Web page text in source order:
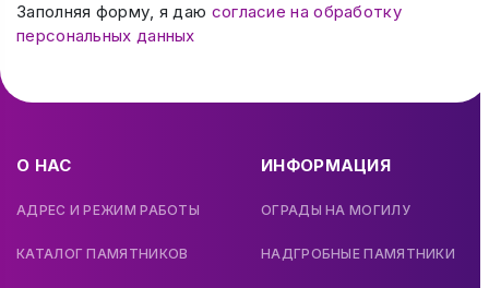
Заполняя форму, я даю согласие на обработку
персональных данных
О НАС
АДРЕС И РЕЖИМ РАБОТЫ
КАТАЛОГ ПАМЯТНИКОВ
ИНФОРМАЦИЯ
ОГРАДЫ НА МОГИЛУ
НАДГРОБНЫЕ ПАМЯТНИКИ